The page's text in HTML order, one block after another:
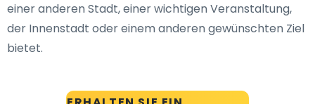
einer anderen Stadt, einer wichtigen Veranstaltung,
der Innenstadt oder einem anderen gewünschten Ziel
bietet.